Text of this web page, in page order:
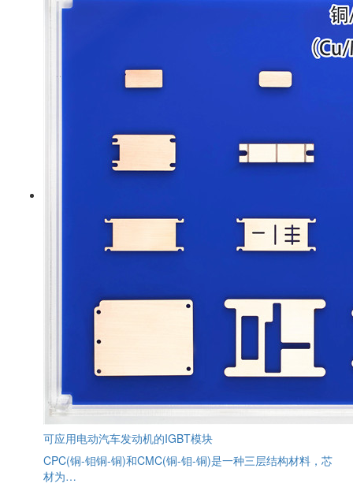
可应用电动汽车发动机的IGBT模块
CPC(铜-钼铜-铜)和CMC(铜-钼-铜)是一种三层结构材料，芯
材为…